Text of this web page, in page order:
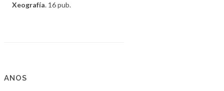
Xeografía. 16 pub.
ANOS